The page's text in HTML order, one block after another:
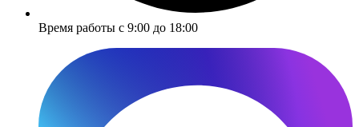
Время работы с 9:00 до 18:00